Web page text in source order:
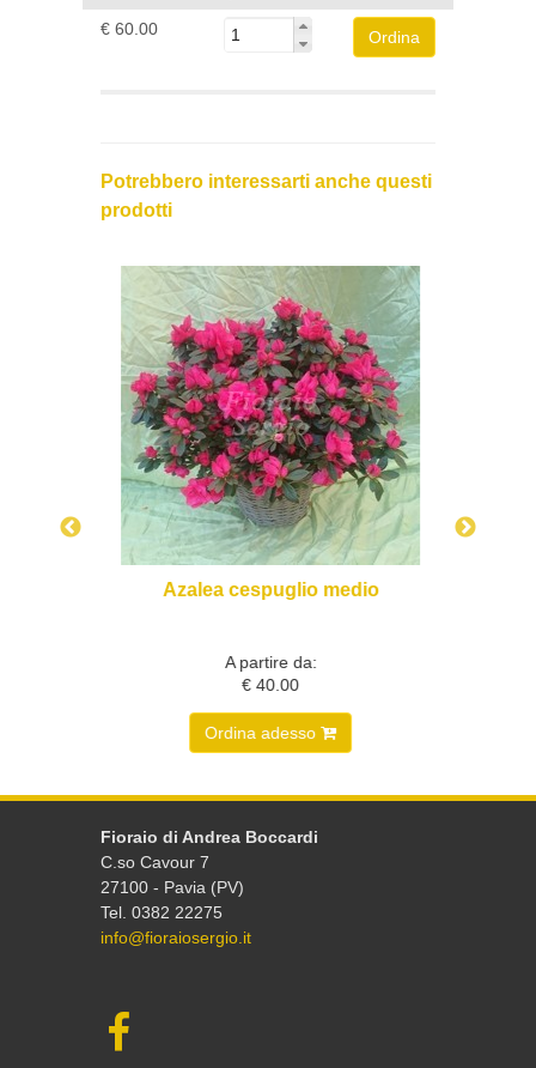
€ 60.00
Potrebbero interessarti anche questi
prodotti
Azalea cespuglio medio
A partire da:
€ 40.00
Ordina adesso
Fioraio di Andrea Boccardi
C.so Cavour 7
27100 - Pavia (PV)
Tel. 0382 22275
info@fioraiosergio.it